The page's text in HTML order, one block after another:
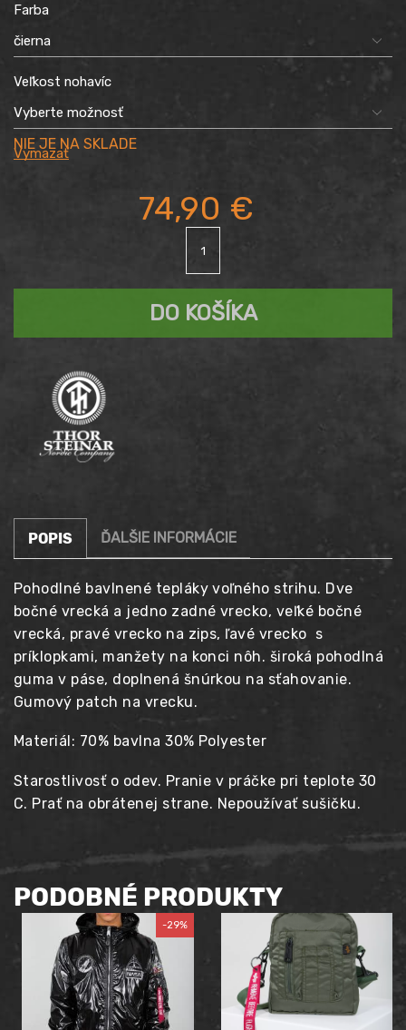
Farba
Veľkost nohavíc
Vymazať
74,90 €
Tepláky
STEINAR
DO KOŠÍKA
POPIS ĎALŠIE INFORMÁCIE
Pohodlné bavlnené tepláky voľného strihu. Dve
bočné vrecká a jedno zadné vrecko, veľké bočné
vrecká, pravé vrecko na zips, ľavé vrecko s
príklopkami, manžety na konci nôh. široká pohodlná
guma v páse, doplnená šnúrkou na sťahovanie.
Gumový patch na vrecku.
Materiál: 70% bavlna 30% Polyester
Starostlivosť o odev. Pranie v práčke pri teplote 30
C. Prať na obrátenej strane. Nepoužívať sušičku.
PODOBNÉ PRODUKTY
-29%